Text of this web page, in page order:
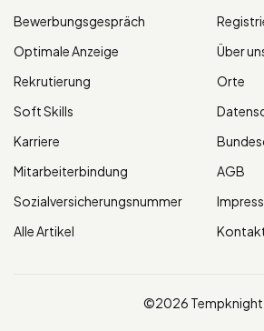
Bewerbungsgespräch
Optimale Anzeige
Rekrutierung
Soft Skills
Karriere
Mitarbeiterbindung
Sozialversicherungsnummer
Alle Artikel
Über
Orte
AGB
©2026 Tempknight